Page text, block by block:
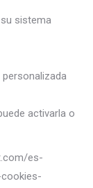
sistema
personalizada
activarla o
es-